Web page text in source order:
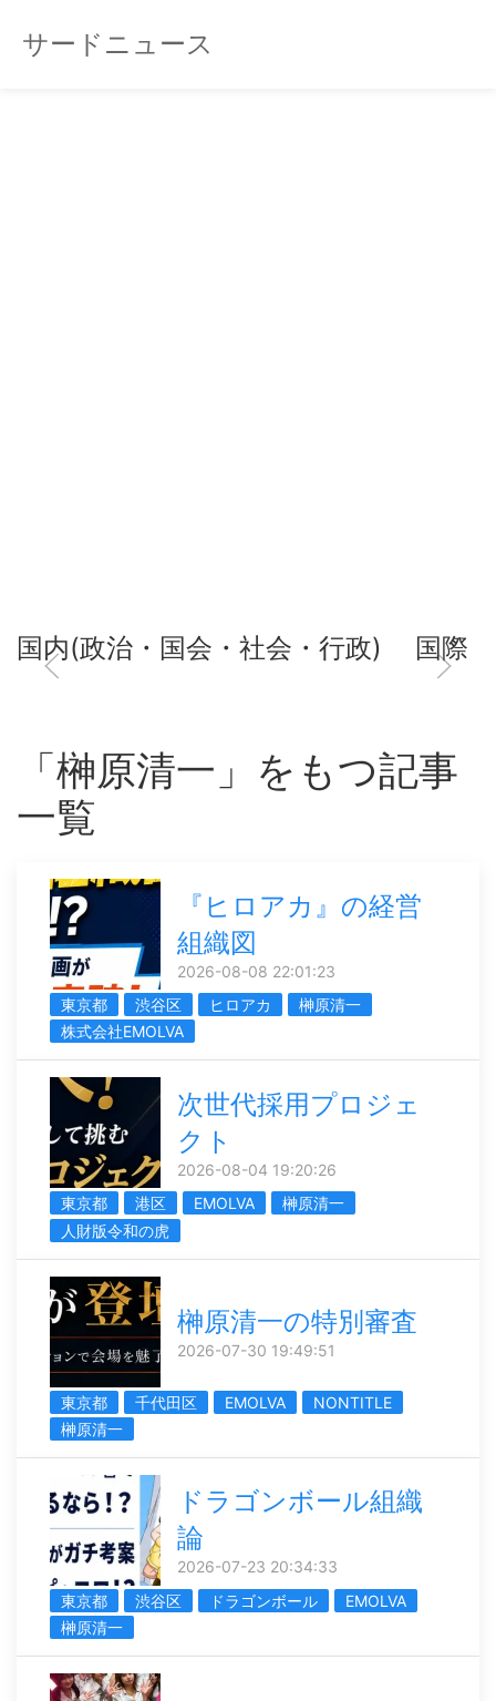
サードニュース
国内(政治・国会・社会・行政) 国際
「榊󠄀原清一」をもつ記事
一覧
『ヒロアカ』の経営
組織図
2026-08-08 22:01:23
東京都
渋谷区 ヒロアカ
榊󠄀原清一
株式会社EMOLVA
次世代採用プロジェ
クト
2026-08-04 19:20:26
東京都
港区 EMOLVA
榊󠄀原清一
人財版令和の虎
榊󠄀原清一の特別審査
2026-07-30 19:49:51
東京都 千代田区 EMOLVA
NONTITLE
榊󠄀原清一
ドラゴンボール組織
論
2026-07-23 20:34:33
東京都
渋谷区 ドラゴンボール
EMOLVA
榊󠄀原清一